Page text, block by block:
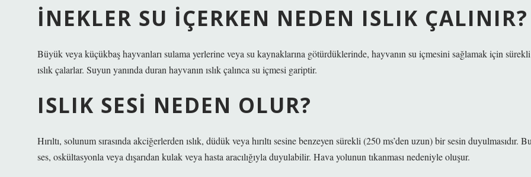
İNEKLER SU IÇERKEN NEDEN ISLIK ÇALINIR?
Büyük veya küçükbaş hayvanları sulama yerlerine veya su kaynaklarına götürdüklerinde, hayvanın su içmesini sağlamak için sürekli
ıslık çalarlar. Suyun yanında duran hayvanın ıslık çalınca su içmesi gariptir.
ISLIK SESI NEDEN OLUR?
Hırıltı, solunum sırasında akciğerlerden ıslık, düdük veya hırıltı sesine benzeyen sürekli (250 ms’den uzun) bir sesin duyulmasıdır.
ses, oskültasyonla veya dışarıdan kulak veya hasta aracılığıyla duyulabilir. Hava yolunun tıkanması nedeniyle oluşur.